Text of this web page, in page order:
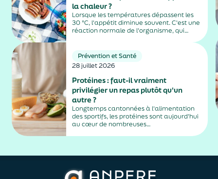
la chaleur ?
Lorsque les températures dépassent les
30 °C, l'appétit diminue souvent. C'est une
réaction normale de l'organisme, qui
sauter des repas ? Quels aliments
privilégier ? Une alimentation adaptée
permet non...
Prévention et Santé
28 juillet 2026
Protéines : faut-il vraiment
privilégier un repas plutôt qu'un
autre ?
Longtemps cantonnées à l'alimentation
des sportifs, les protéines sont aujourd'hui
au cœur de nombreuses
distinguer les conseils fondés des effets de